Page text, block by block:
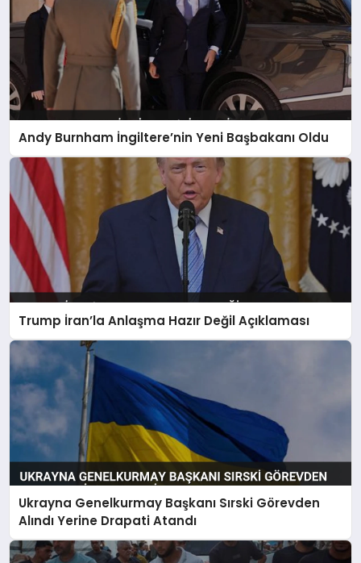
Andy Burnham İngiltere’nin Yeni Başbakanı Oldu
Trump İran’la Anlaşma Hazır Değil Açıklaması
Ukrayna Genelkurmay Başkanı Sırski Görevden
Alındı Yerine Drapati Atandı